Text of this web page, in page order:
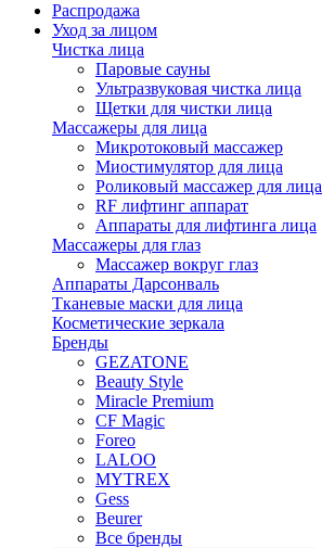
Распродажа
Уход за лицом
Чистка лица
Паровые сауны
Ультразвуковая чистка лица
Щетки для чистки лица
Массажеры для лица
Микротоковый массажер
Миостимулятор для лица
Роликовый массажер для лица
RF лифтинг аппарат
Аппараты для лифтинга лица
Массажеры для глаз
Массажер вокруг глаз
Аппараты Дарсонваль
Тканевые маски для лица
Косметические зеркала
Бренды
GEZATONE
Beauty Style
Miracle Premium
CF Magic
Foreo
LALOO
MYTREX
Gess
Beurer
Все бренды